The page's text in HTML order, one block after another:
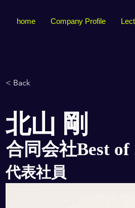
home Company Profile
< Back
北山 剛
合同会社Best of
代表社員